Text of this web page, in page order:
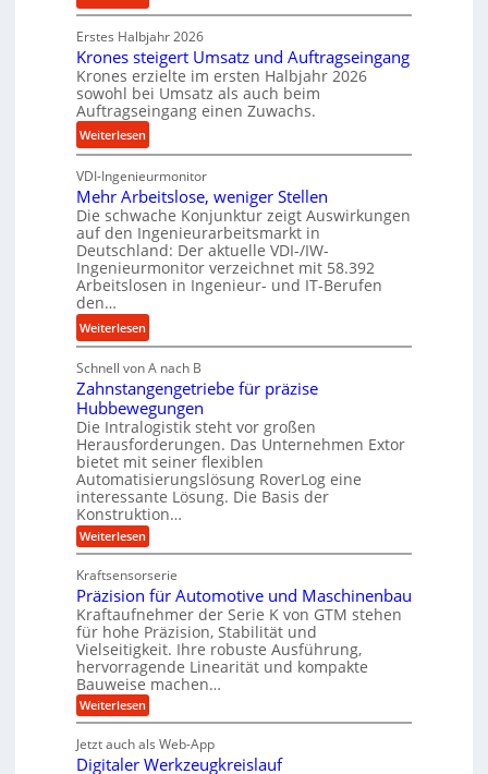
k
p
r
o
z
e
s
s
n
e
t
r
i
e
b
u
n
d
H
y
d
r
a
u
k
i
m
V
e
r
g
l
h
P
r
ä
z
i
s
e
u
n
d
l
a
n
g
e
b
i
g
e
K
u
g
e
l
g
e
w
n
d
e
t
r
i
e
b
Erstes Halbjahr 2026
Krones steigert Umsatz und Auftragseingang
Krones erzielte im ersten Halbjahr 2026
sowohl bei Umsatz als auch beim
Auftragseingang einen Zuwachs.
Weiterlesen:
K
r
o
n
e
s
s
e
i
g
e
r
t
U
m
s
a
t
z
n
d
A
u
f
t
r
g
VDI-Ingenieurmonitor
Mehr Arbeitslose, weniger Stellen
Die schwache Konjunktur zeigt Auswirkungen
auf den Ingenieurarbeitsmarkt in
Deutschland: Der aktuelle VDI-/IW-
Ingenieurmonitor verzeichnet mit 58.392
Arbeitslosen in Ingenieur- und IT-Berufen
den…
Weiterlesen:
M
e
h
r
A
r
b
e
i
t
s
l
o
s
e
,
w
e
n
i
g
Schnell von A nach B
Zahnstangengetriebe für präzise
Hubbewegungen
Die Intralogistik steht vor großen
Herausforderungen. Das Unternehmen Extor
bietet mit seiner flexiblen
Automatisierungslösung RoverLog eine
interessante Lösung. Die Basis der
Konstruktion…
Weiterlesen:
Z
h
n
s
t
a
n
g
e
n
g
t
r
Kraftsensorserie
Präzision für Automotive und Maschinenbau
Kraftaufnehmer der Serie K von GTM stehen
für hohe Präzision, Stabilität und
Vielseitigkeit. Ihre robuste Ausführung,
hervorragende Linearität und kompakte
Bauweise machen…
Weiterlesen:
P
ä
z
Jetzt auch als Web-App
Digitaler Werkzeugkreislauf